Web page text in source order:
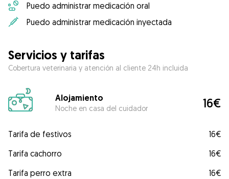
Puedo administrar medicación oral
Puedo administrar medicación inyectada
Servicios y tarifas
Cobertura veterinaria y atención al cliente 24h incluida
Alojamiento
Noche en casa del cuidador 16€
Tarifa de festivos
16€
Tarifa cachorro
16€
Tarifa perro extra
16€